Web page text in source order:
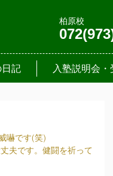
柏原校
日記 入塾説明会
嚇です(笑)
闘を祈って